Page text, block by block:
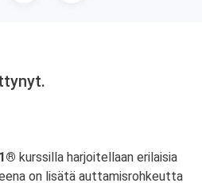
kurssilla harjoitellaan erilaisia
on lisätä auttamisrohkeutta